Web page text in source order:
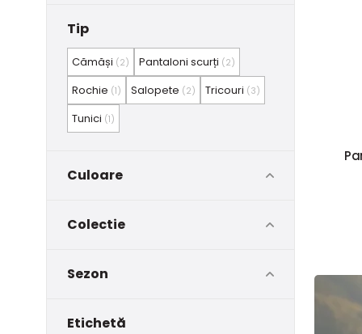
Tip
Cămăși (2) Pantaloni scurți (2)
Rochie (1) Salopete (2) Tricouri (3)
Tunici (1)
Culoare
Colectie
Sezon
Etichetă